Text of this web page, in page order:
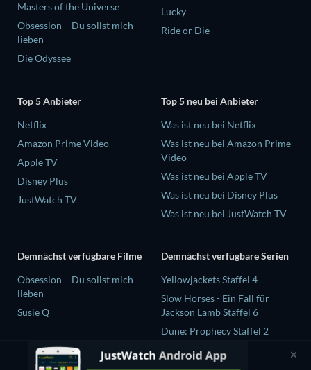
Masters of the Universe
Obsession – Du sollst mich
lieben
Die Odyssee
Lucky
Ride or Die
Top 5 Anbieter
Netflix
Amazon Prime Video
Apple TV
Disney Plus
JustWatch TV
Top 5 neu bei Anbieter
Was ist neu bei Netflix
Was ist neu bei Amazon Prime
Video
Was ist neu bei Apple TV
Was ist neu bei Disney Plus
Was ist neu bei JustWatch TV
Demnächst verfügbare Filme
Obsession – Du sollst mich
lieben
Susie Q
Demnächst verfügbare Serien
Yellowjackets Staffel 4
Slow Horses - Ein Fall für
Jackson Lamb Staffel 6
Dune: Prophecy Staffel 2
The Gentlemen Staffel 2